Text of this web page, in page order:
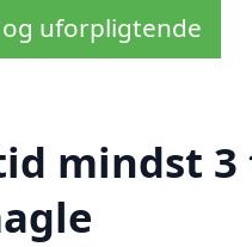
uforpligtende
mindst